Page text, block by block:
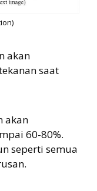
akan
saat
akan
60-80%.
seperti semua